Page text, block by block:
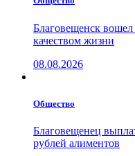
Благовещенск
качеством жизни
08.08.2026
Общество
Благовещенец
рублей алиментов